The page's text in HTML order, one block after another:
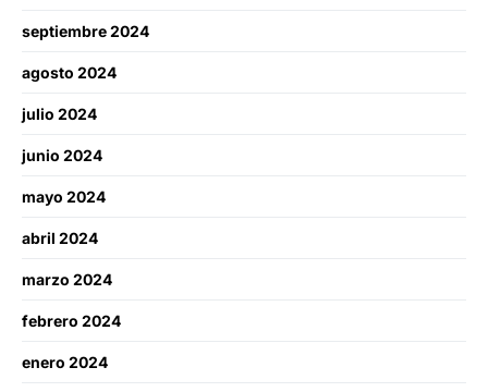
septiembre 2024
agosto 2024
julio 2024
junio 2024
mayo 2024
abril 2024
marzo 2024
febrero 2024
enero 2024